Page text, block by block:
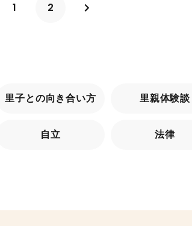
1 2
里子との向き合い方 里親体験談
自立 法律